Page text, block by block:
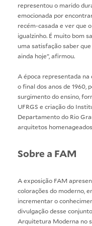
representou o marido
emocionada por
recém-casada e ver que
igualzinho. É muito bom
uma satisfação saber
ainda hoje”, afirmou.
A época representada na
o final dos anos de 1960,
surgimento do ensino,
UFRGS e criação do
Departamento do Rio
arquitetos
Sobre a FAM
A exposição FAM
colorações do moderno,
incrementar o
divulgação desse
Arquitetura Moderna no